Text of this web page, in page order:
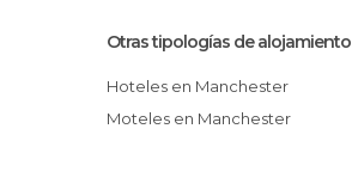
Otras tipologías de alojamiento
Hoteles en Manchester
Moteles en Manchester